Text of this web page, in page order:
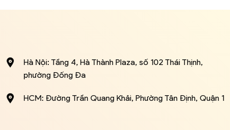
Hà Nội: Tầng 4, Hà Thành Plaza, số 102 Thái Thịnh,
phường Đống Đa
HCM: Đường Trần Quang Khải, Phường Tân Định, Quận 1